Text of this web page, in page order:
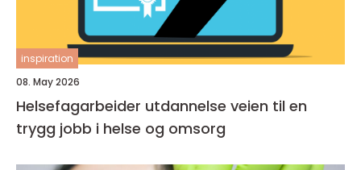
inspiration
08. May 2026
Helsefagarbeider utdannelse veien til en
trygg jobb i helse og omsorg